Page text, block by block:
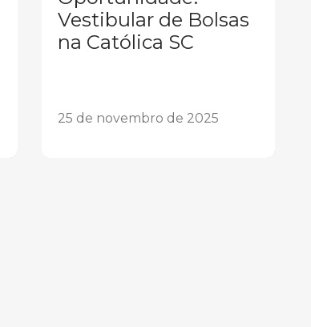
Vestibular de Bolsas
na Católica SC
25 de novembro de 2025